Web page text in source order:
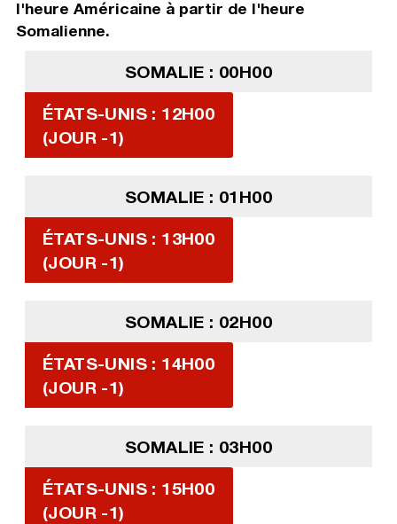
l'heure Américaine à partir de l'heure
Somalienne.
SOMALIE : 00H00
ÉTATS-UNIS : 12H00
(JOUR -1)
SOMALIE : 01H00
ÉTATS-UNIS : 13H00
(JOUR -1)
SOMALIE : 02H00
ÉTATS-UNIS : 14H00
(JOUR -1)
SOMALIE : 03H00
ÉTATS-UNIS : 15H00
(JOUR -1)